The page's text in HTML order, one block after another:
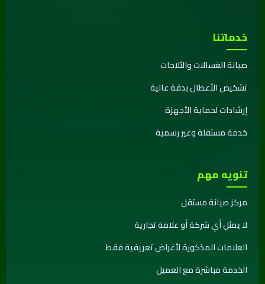
خدماتنا
صيانة الغسالات والثلاجات
تشخيص الأعطال بدقة عالية
إرشادات لحماية الأجهزة
خدمة مستقلة وغير رسمية
تنويه مهم
مركز صيانة مستقل
لا يمثل أي شركة أو علامة تجارية
العلامات المذكورة لأغراض تعريفية فقط
الخدمة مباشرة مع العميل